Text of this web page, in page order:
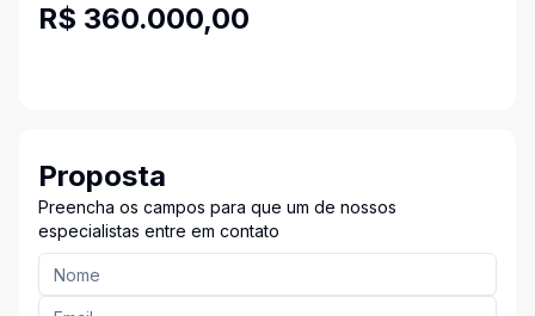
R$ 360.000,00
Proposta
Preencha os campos para que um de nossos
especialistas entre em contato